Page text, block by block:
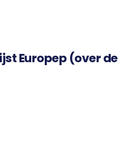
Europep (over de